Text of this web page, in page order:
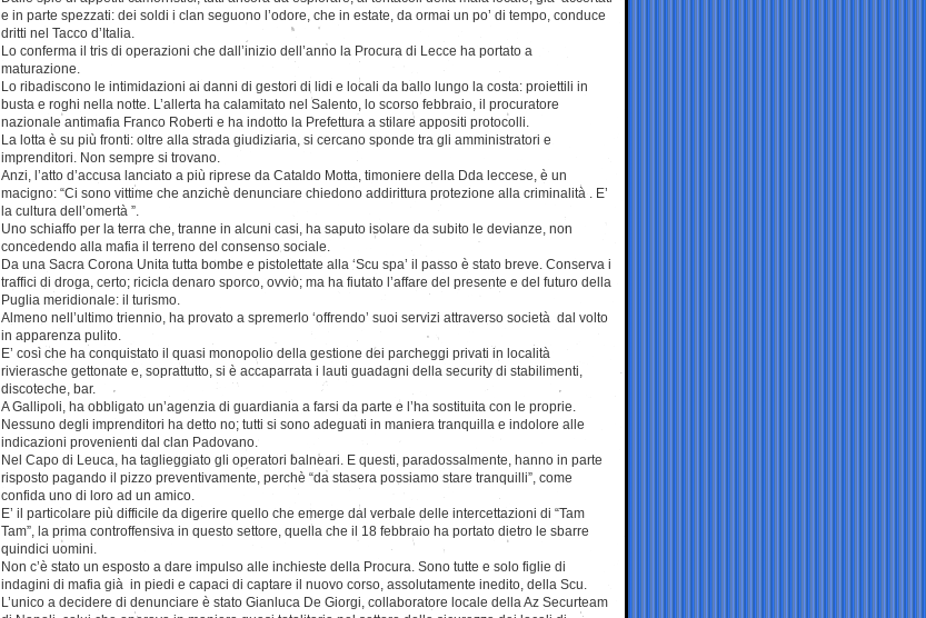
e in parte spezzati: dei soldi i clan seguono l’odore, che in estate, da ormai un po’ di tempo, conduce
dritti nel Tacco d’Italia.
Lo conferma il tris di operazioni che dall’inizio dell’anno la Procura di Lecce ha portato a
maturazione.
Lo ribadiscono le intimidazioni ai danni di gestori di lidi e locali da ballo lungo la costa: proiettili in
busta e roghi nella notte. L’allerta ha calamitato nel Salento, lo scorso febbraio, il procuratore
nazionale antimafia Franco Roberti e ha indotto la Prefettura a stilare appositi protocolli.
La lotta è su più fronti: oltre alla strada giudiziaria, si cercano sponde tra gli amministratori e
imprenditori. Non sempre si trovano.
Anzi, l’atto d’accusa lanciato a più riprese da Cataldo Motta, timoniere della Dda leccese, è un
macigno: “Ci sono vittime che anzichè denunciare chiedono addirittura protezione alla criminalità . E’
la cultura dell’omertà ”.
Uno schiaffo per la terra che, tranne in alcuni casi, ha saputo isolare da subito le devianze, non
concedendo alla mafia il terreno del consenso sociale.
Da una Sacra Corona Unita tutta bombe e pistolettate alla ‘Scu spa’ il passo è stato breve. Conserva i
traffici di droga, certo; ricicla denaro sporco, ovvio; ma ha fiutato l’affare del presente e del futuro della
Puglia meridionale: il turismo.
Almeno nell’ultimo triennio, ha provato a spremerlo ‘offrendo’ suoi servizi attraverso società dal volto
in apparenza pulito.
E’ così che ha conquistato il quasi monopolio della gestione dei parcheggi privati in località
rivierasche gettonate e, soprattutto, si è accaparrata i lauti guadagni della security di stabilimenti,
discoteche, bar.
A Gallipoli, ha obbligato un’agenzia di guardiania a farsi da parte e l’ha sostituita con le proprie.
Nessuno degli imprenditori ha detto no; tutti si sono adeguati in maniera tranquilla e indolore alle
indicazioni provenienti dal clan Padovano.
Nel Capo di Leuca, ha taglieggiato gli operatori balneari. E questi, paradossalmente, hanno in parte
risposto pagando il pizzo preventivamente, perchè “da stasera possiamo stare tranquilli”, come
confida uno di loro ad un amico.
E’ il particolare più difficile da digerire quello che emerge dal verbale delle intercettazioni di “Tam
Tam”, la prima controffensiva in questo settore, quella che il 18 febbraio ha portato dietro le sbarre
quindici uomini.
Non c’è stato un esposto a dare impulso alle inchieste della Procura. Sono tutte e solo figlie di
indagini di mafia già in piedi e capaci di captare il nuovo corso, assolutamente inedito, della Scu.
L’unico a decidere di denunciare è stato Gianluca De Giorgi, collaboratore locale della Az Securteam